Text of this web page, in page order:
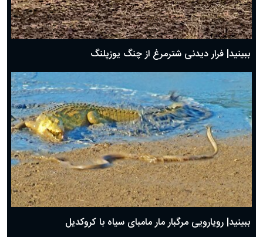
ببینید| فرار دیدنی شترمرغ از چنگ یوزپلنگ
ببینید| رویارویی مرگبار مار مامبای سیاه با کروکدیل